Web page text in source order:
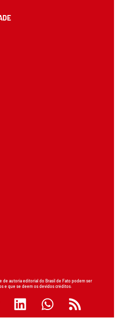
de autoria editorial do Brasil de Fato podem ser
e que se deem os devidos créditos.